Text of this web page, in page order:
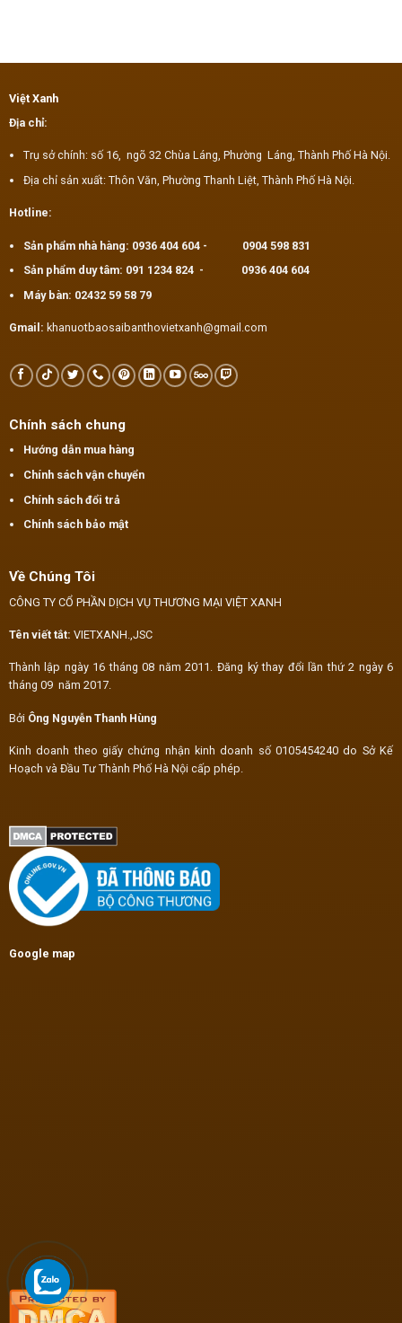
Việt Xanh
Địa chỉ:
Trụ sở chính: số 16, ngõ 32 Chùa Láng, Phường Láng, Thành Phố Hà Nội.
Địa chỉ sản xuất: Thôn Văn, Phường Thanh Liệt, Thành Phố Hà Nội.
Hotline:
Sản phẩm nhà hàng: 0936 404 604- 0904 598 831
Sản phẩm duy tâm: 091 1234 824 -
0936 404 604
Máy bàn: 02432 59 58 79
Gmail: khanuotbaosaibanthovietxanh@gmail.com
Chính sách chung
Hướng dẫn mua hàng
Chính sách vận chuyển
Chính sách đổi trả
Chính sách bảo mật
Về Chúng Tôi
CÔNG TY CỔ PHẦN DỊCH VỤ THƯƠNG MẠI VIỆT XANH
Tên viết tắt: VIETXANH.,JSC
Thành lập ngày 16 tháng 08 năm 2011. Đăng ký thay đổi lần thứ 2 ngày 6
tháng 09 năm 2017.
Bởi Ông Nguyễn Thanh Hùng
Kinh doanh theo giấy chứng nhận kinh doanh số 0105454240 do Sở Kế
Hoạch và Đầu Tư Thành Phố Hà Nội cấp phép.
Google map